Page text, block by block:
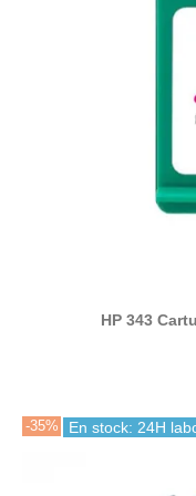
HP 343
-35% En stock: 24H